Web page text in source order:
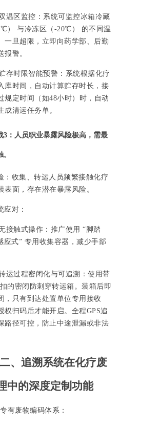
区监控：系统可监控冰箱冷藏
） 与冷冻区（-20℃） 的不同温
一旦超限，立即向药学部、后勤
报警。
时限智能预警：系统根据化疗
库时间，自动计算贮存时长，接
规定时间（如48小时）时，自动
成清运任务单。
3：人员职业暴露风险极高，需最
：收集、转运人员频繁接触化疗
表面，存在潜在暴露风险。
应对：
接触式操作：推广使用 “脚踏
应式” 专用收集容器，减少手部
运过程密闭化与可追溯：使用带
的密闭防刺穿转运箱。装箱后即
，只有到达处置单位专用接收
权扫码后才能开启。全程GPS追
路径可控，防止中途泄漏或非法
二、追溯系统在化疗废
中的深度定制功能
有废物编码体系：